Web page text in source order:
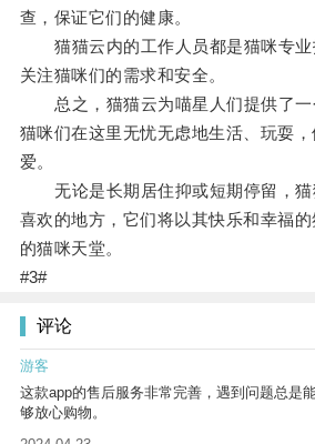
查，保证它们的健康。
猫猫云内的工作人员都是猫咪专业
关注猫咪们的需求和安全。
总之，猫猫云为喵星人们提供了一
猫咪们在这里无忧无虑地生活、玩耍
爱。
无论是长期居住抑或短期停留，猫
喜欢的地方，它们将以其快乐和幸福
的猫咪天堂。
#3#
评论
游客
这款app的售后服务非常完善，遇到问题总是
够放心购物。